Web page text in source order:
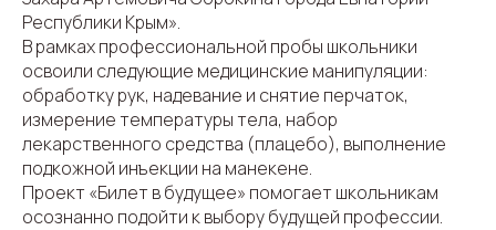
Республики Крым».
В рамках профессиональной пробы школьники
освоили следующие медицинские манипуляции:
обработку рук, надевание и снятие перчаток,
измерение температуры тела, набор
лекарственного средства (плацебо), выполнение
подкожной инъекции на манекене.
Проект «Билет в будущее» помогает школьникам
осознанно подойти к выбору будущей профессии.